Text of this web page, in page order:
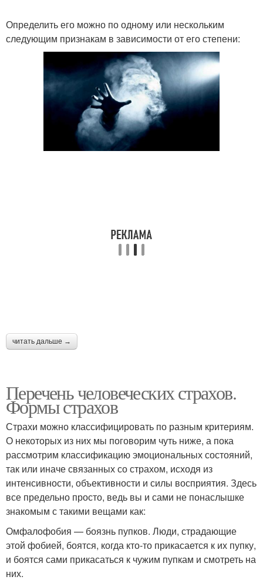
Определить его можно по одному или нескольким
следующим признакам в зависимости от его степени:
читать дальше →
Перечень человеческих страхов.
Формы страхов
Страхи можно классифицировать по разным критериям.
О некоторых из них мы поговорим чуть ниже, а пока
рассмотрим классификацию эмоциональных состояний,
так или иначе связанных со страхом, исходя из
интенсивности, объективности и силы восприятия. Здесь
все предельно просто, ведь вы и сами не понаслышке
знакомым с такими вещами как:
Омфалофобия — боязнь пупков. Люди, страдающие
этой фобией, боятся, когда кто-то прикасается к их пупку,
и боятся сами прикасаться к чужим пупкам и смотреть на
них.